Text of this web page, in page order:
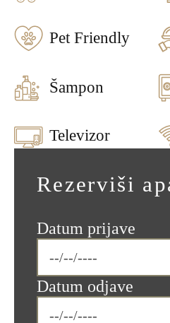
Pet Friendly
Šampon
Televizor
Rezerviši
Datum prijave
Datum odjave